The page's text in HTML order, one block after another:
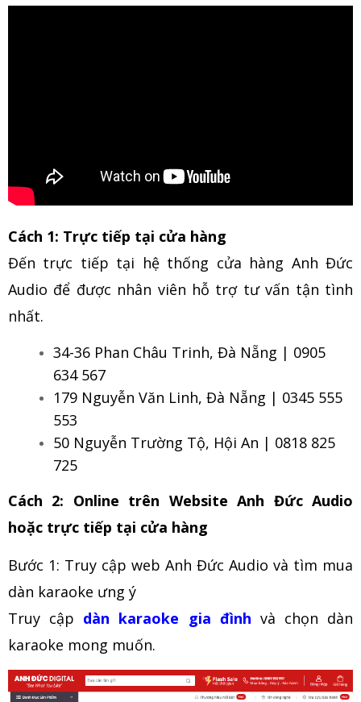
Cách 1: Trực tiếp tại cửa hàng
Đến trực tiếp tại hệ thống cửa hàng Anh Đức
Audio để được nhân viên hỗ trợ tư vấn tận tình
nhất.
34-36 Phan Châu Trinh, Đà Nẵng | 0905
634 567
179 Nguyễn Văn Linh, Đà Nẵng | 0345 555
553
50 Nguyễn Trường Tộ, Hội An | 0818 825
725
Cách 2: Online trên Website Anh Đức Audio
hoặc trực tiếp tại cửa hàng
Bước 1: Truy cập web Anh Đức Audio và tìm mua
dàn karaoke ưng ý
Truy cập dàn karaoke gia đình và chọn dàn
karaoke mong muốn.